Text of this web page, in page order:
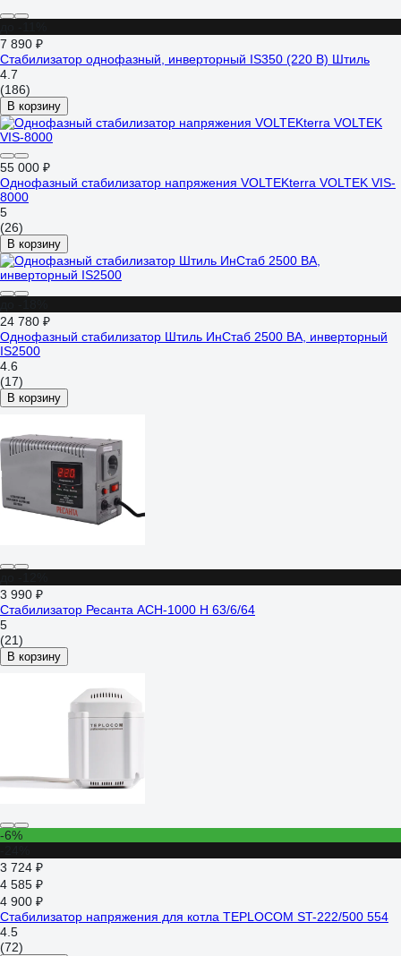
7 890 ₽
Стабилизатор однофазный, инверторный IS350 (220 В) Штиль
4.7
(186)
В корзину
55 000 ₽
Однофазный стабилизатор напряжения VOLTEKterra VOLTEK VIS-
8000
5
(26)
В корзину
24 780 ₽
Однофазный стабилизатор Штиль ИнСтаб 2500 ВА, инверторный
IS2500
4.6
(17)
В корзину
3 990 ₽
Стабилизатор Ресанта АСН-1000 Н 63/6/64
5
(21)
В корзину
-6%
3 724 ₽
4 585 ₽
4 900 ₽
Стабилизатор напряжения для котла TEPLOCOM ST-222/500 554
4.5
(72)